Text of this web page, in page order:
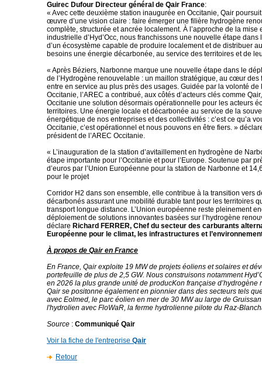
Guirec Dufour Directeur général de Qair France:
« Avec cette deuxième station inaugurée en Occitanie, Qair
œuvre d’une vision claire : faire émerger une filière hydrogène
complète, structurée et ancrée localement. À l’approche de la mise
industrielle d’Hyd’Occ, nous franchissons une nouvelle étape dans
d’un écosystème capable de produire localement et de distribuer
besoins une énergie décarbonée, au service des territoires et de
« Après Béziers, Narbonne marque une nouvelle étape dans le
de l’Hydrogène renouvelable : un maillon stratégique, au cœur des
entre en service au plus près des usages. Guidée par la volonté de
Occitanie, l’AREC a contribué, aux côtés d’acteurs clés comme
Occitanie une solution désormais opérationnelle pour les acteurs
territoires. Une énergie locale et décarbonée au service de la
énergétique de nos entreprises et des collectivités : c’est ce qu’a
Occitanie, c’est opérationnel et nous pouvons en être fiers. »
président de l’AREC Occitanie.
« L’inauguration de la station d’avitaillement en hydrogène de
étape importante pour l’Occitanie et pour l’Europe. Soutenue par
d’euros par l’Union Européenne pour la station de Narbonne et
pour le projet
Corridor H2 dans son ensemble, elle contribue à la transition vers
décarbonés assurant une mobilité durable tant pour les territoires
transport longue distance. L’Union européenne reste pleinement
déploiement de solutions innovantes basées sur l’hydrogène
déclare Richard FERRER, Chef du secteur des carburants
Européenne pour le climat, les infrastructures et
À propos de Qair en France
En France, Qair exploite 19 MW de projets éoliens et solaires et
portefeuille de plus de 2,5 GW. Nous construisons notamment
en 2026 la plus grande unité de producKon française d’hydrogène
Qair se positonne également en pionnier dans des secteurs tels
avec Eolmed, le parc éolien en mer de 30 MW au large de Gruissan
l'hydrolien avec FloWaR, la ferme hydrolienne pilote du Raz-
Source : Communiqué Qair
Voir la fiche de l'entreprise Qair
Retour